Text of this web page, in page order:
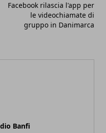
Facebook rilascia l'app per
le videochiamate di
gruppo in Danimarca
Banfi